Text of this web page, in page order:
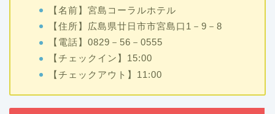
【名前】宮島コーラルホテル
【住所】広島県廿日市市宮島口1－9－8
【電話】0829－56－0555
【チェックイン】15:00
【チェックアウト】11:00